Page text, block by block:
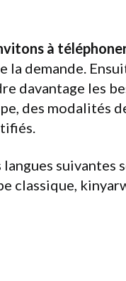
à
la demande.
davantage les
des modalités
suivantes
classique,